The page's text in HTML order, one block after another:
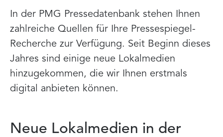
In der PMG Pressedatenbank stehen Ihnen
zahlreiche Quellen für Ihre Pressespiegel-
Recherche zur Verfügung. Seit Beginn dieses
Jahres sind einige neue Lokalmedien
hinzugekommen, die wir Ihnen erstmals
digital anbieten können.
Neue Lokalmedien in der